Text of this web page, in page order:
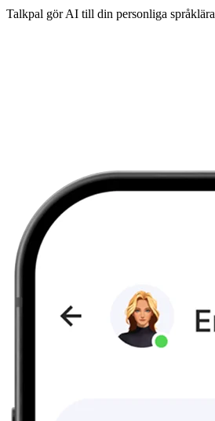
Talkpal gör AI till din personliga